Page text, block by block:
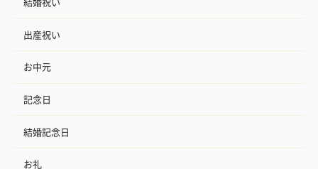
出産祝い
お中元
記念日
結婚記念日
お礼